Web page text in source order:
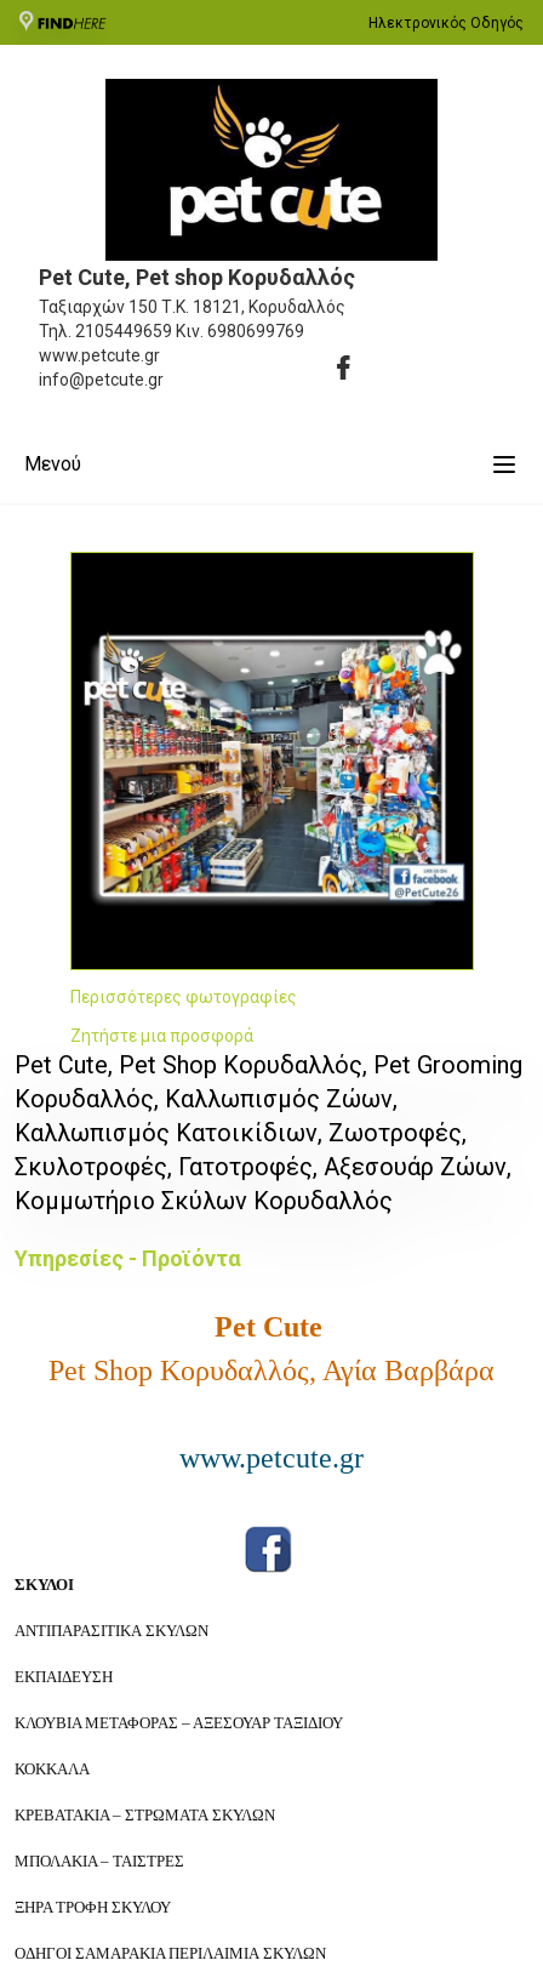
Ηλεκτρονικός Οδηγός
Pet Cute, Pet shop Κορυδαλλός
Ταξιαρχών 150 Τ.Κ. 18121, Κορυδαλλός
Τηλ. 2105449659 Κιν. 6980699769
www.petcute.gr
info@petcute.gr
Μενού
Περισσότερες φωτογραφίες
Ζητήστε μια προσφορά
Pet Cute, Pet Shop Κορυδαλλός, Pet Grooming
Κορυδαλλός, Καλλωπισμός Ζώων,
Καλλωπισμός Κατοικίδιων, Ζωοτροφές,
Σκυλοτροφές, Γατοτροφές, Αξεσουάρ Ζώων,
Κομμωτήριο Σκύλων Κορυδαλλός
Υπηρεσίες - Προϊόντα
Pet Cute
Pet Shop Κορυδαλλός, Αγία Βαρβάρα
www.petcute.gr
ΣΚΥΛΟΙ
ΑΝΤΙΠΑΡΑΣΙΤΙΚΑ ΣΚΥΛΩΝ
ΕΚΠΑΙΔΕΥΣΗ
ΚΛΟΥΒΙΑ ΜΕΤΑΦΟΡΑΣ – ΑΞΕΣΟΥΑΡ ΤΑΞΙΔΙΟΥ
ΚΟΚΚΑΛΑ
ΚΡΕΒΑΤΑΚΙΑ – ΣΤΡΩΜΑΤΑ ΣΚΥΛΩΝ
ΜΠΟΛΑΚΙΑ – ΤΑΙΣΤΡΕΣ
ΞΗΡΑ ΤΡΟΦΗ ΣΚΥΛΟΥ
ΟΔΗΓΟΙ ΣΑΜΑΡΑΚΙΑ ΠΕΡΙΛΑΙΜΙΑ ΣΚΥΛΩΝ